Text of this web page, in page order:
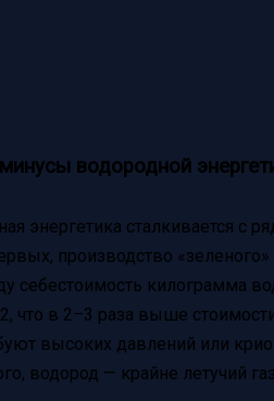
водородной
энергетика сталкивается с
производство
себестоимость килограмма
что в 2–3 раза выше
высоких давлений или
водород — крайне летучий